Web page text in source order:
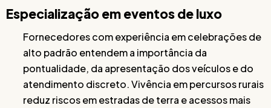
Especialização em eventos de luxo
Fornecedores com experiência em celebrações de
alto padrão entendem a importância da
pontualidade, da apresentação dos veículos e do
atendimento discreto. Vivência em percursos rurais
reduz riscos em estradas de terra e acessos mais